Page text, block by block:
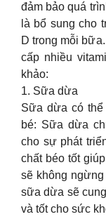
đảm bảo quá
là bổ sung cho
D trong mỗi
cấp nhiều
khảo:
1. Sữa dừa
Sữa dừa có
bé: Sữa dừa
cho sự phát
chất béo tốt
sẽ không
sữa dừa sẽ
và tốt cho sức